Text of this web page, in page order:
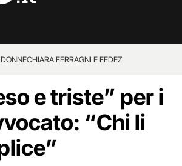
CHIARA FERRAGNI E FEDEZ
e triste” per i
“Chi li